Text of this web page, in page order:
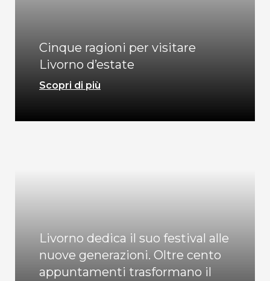
Cinque ragioni per visitare
Livorno d’estate
Scopri di più
Livorno dedica il suo festival alle
nuove generazioni. Oltre cento
appuntamenti trasformano il